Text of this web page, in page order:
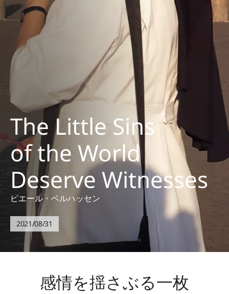
The Little Sins
of the World
Deserve Witnesses
ピエール・ベルハッセン
2021/08/31
感情を揺さぶる一枚